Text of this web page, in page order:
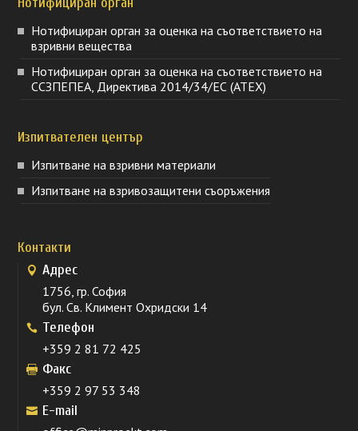
Нотифициран орган за оценка на съответствието на
взривни вещества
Нотифициран орган за оценка на съответствието на
ССЗПЕПЕА, Директива 2014/34/ЕС (ATEX)
Изпитвателен център
Изпитване на взривни материали
Изпитване на взривозащитени съоръжения
Контакти
Адрес
1756, гр. София
бул. Св. Климент Охридски 14
Телефон
+359 2 81 72 425
Факс
+359 2 97 53 348
E-mail